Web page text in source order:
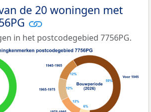
de 20 woningen met
in het postcodegebied 7756PG.